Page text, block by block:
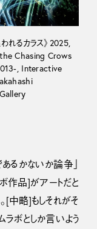
れるカラス》2025,
Chasing Crows
, Interactive
るかないか論争」
作品]がアートだと
[中略]もしそれがそ
ラボとしか言いよう